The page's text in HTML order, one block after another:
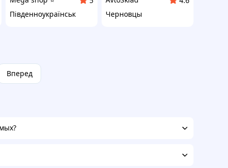
Південноукраїнськ
Черновцы
Вперед